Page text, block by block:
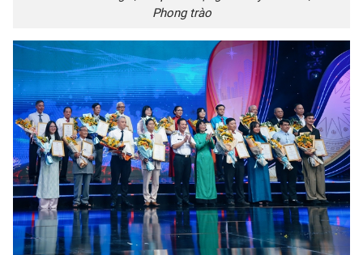
Phong trào